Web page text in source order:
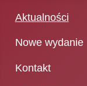
Aktualności
Nowe wydanie
Kontakt